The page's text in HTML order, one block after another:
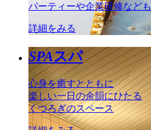
パーティーや企業研修なども
詳細をみる
SPAスパ
心身を癒すとともに
楽しい一日の余韻にひたる
くつろぎのスペース